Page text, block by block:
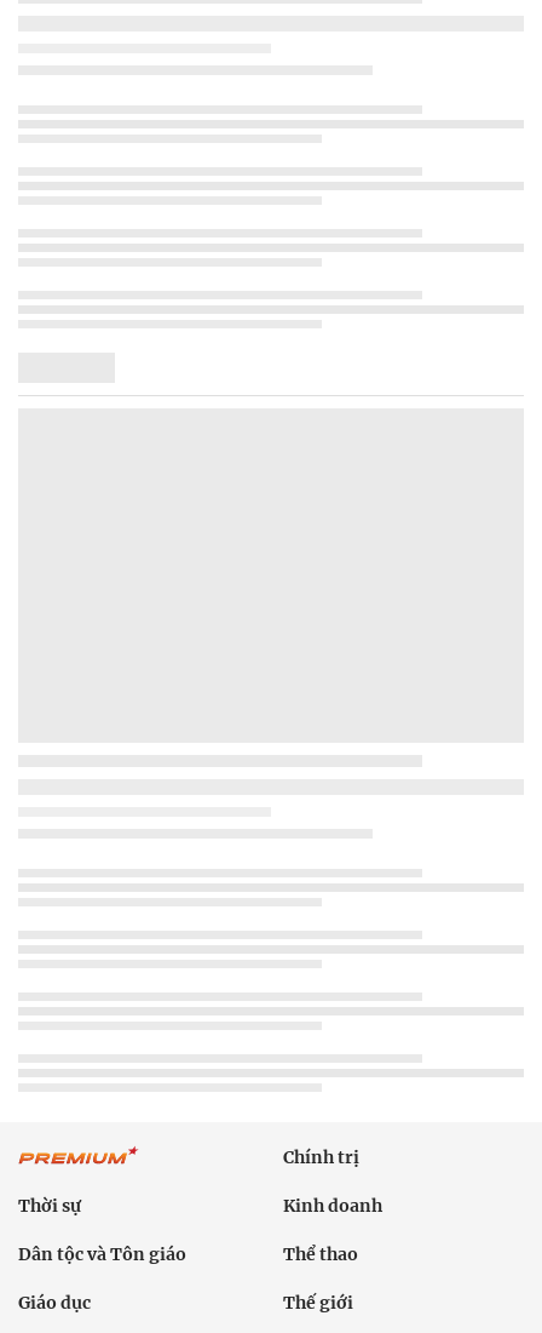
Chính trị
Thời sự Kinh doanh
Dân tộc và Tôn giáo Thể thao
Giáo dục Thế giới